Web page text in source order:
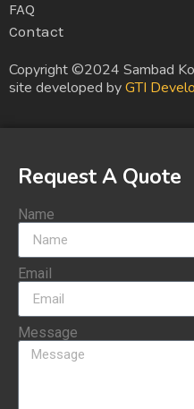
FAQ
Contact
Copyright ©2024 Sambad
site developed byGTI
Request A Quote
Name
Email
Message